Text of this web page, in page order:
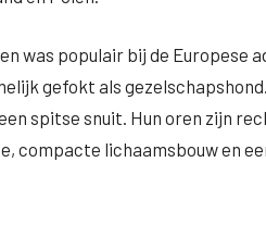
populair bij de Europese
gefokt als
spitse snuit. Hun oren zijn
compacte lichaamsbouw en